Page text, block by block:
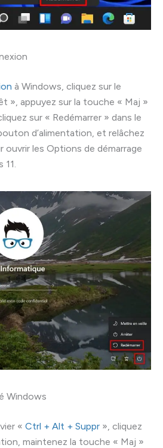
à Windows, cliquez sur le
», appuyez sur la touche « Maj »
sur « Redémarrer » dans le
d’alimentation, et relâchez
ouvrir les Options de démarrage
11.
Windows
« Ctrl + Alt + Suppr », cliquez
maintenez la touche « Maj »